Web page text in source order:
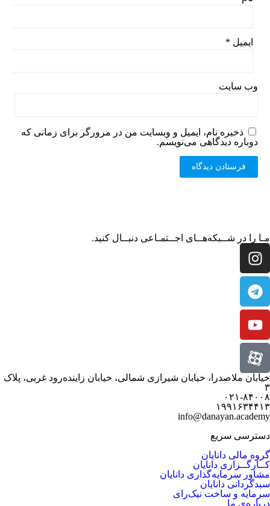
ایمیل *
وب‌ سایت
ذخیره نام، ایمیل و وبسایت من در مرورگر برای زمانی که
دوباره دیدگاهی می‌نویسم.
مـا را در شــبکه‌هــای اجــتمـاعی دنبــال کنید.
خیابان ملاصدرا، خیابان شیرازی شمالی، خیابان زاینده‌رود غربی، پلاک
۳
۰۲۱-۸۴۰۰۸
۱۹۹۱۶۳۴۴۱۳
info@danayan.academy
دسترسی سریع
گروه مالی دانایان
کــارگــزاری دانایان
مشاور سرمایه‌گذاری دانایان
سبدگردانی دانایان
سرمایه و ساخت نیک‌رای
درباره‌ی ما